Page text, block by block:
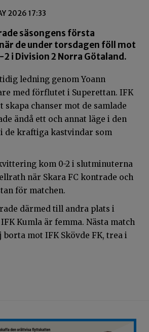
2026 17:33
säsongens första
de under torsdagen föll mot
2 i Division 2 Norra Götaland.
ledning genom Yoann
med förflutet i Superettan. IFK
skapa chanser mot de samlade
ändå ett och annat läge i den
de kraftiga kastvindar som
kom 0-2 i slutminuterna
när Skara FC kontrade och
för matchen.
därmed till andra plats i
Kumla är femma. Nästa match
borta mot IFK Skövde FK, trea i